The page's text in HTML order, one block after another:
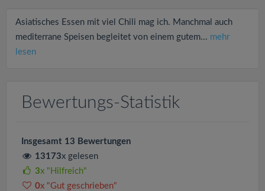
Asiatisches Essen mit viel Chili mag ich. Manchmal auch
mediterrane Speisen begleitet von einem gutem... mehr
lesen
Bewertungs-Statistik
Insgesamt 13 Bewertungen
13173x gelesen
3x "Hilfreich"
0x "Gut geschrieben"
a
i
n